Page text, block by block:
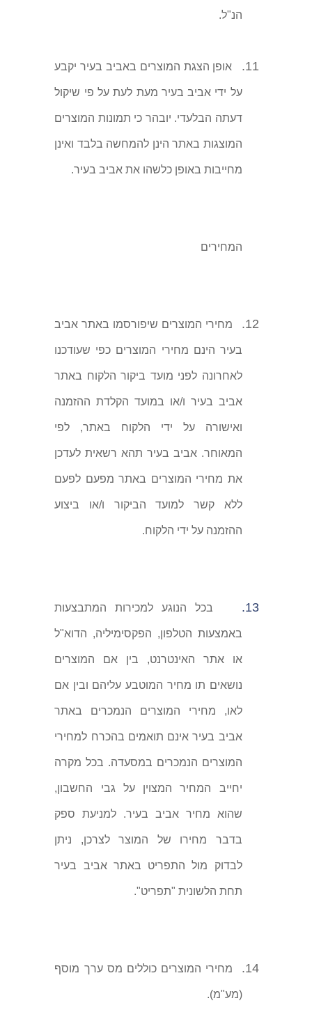
הנ"ל.
11. אופן הצגת המוצרים באביב בעיר יקבע
על ידי אביב בעיר מעת לעת על פי שיקול
דעתה הבלעדי. יובהר כי תמונות המוצרים
המוצגות באתר הינן להמחשה בלבד ואינן
מחייבות באופן כלשהו את אביב בעיר.
המחירים
12. מחירי המוצרים שיפורסמו באתר אביב
בעיר הינם מחירי המוצרים כפי שעודכנו
לאחרונה לפני מועד ביקור הלקוח באתר
אביב בעיר ו/או במועד הקלדת ההזמנה
ואישורה על ידי הלקוח באתר, לפי
המאוחר. אביב בעיר תהא רשאית לעדכן
את מחירי המוצרים באתר מפעם לפעם
ללא קשר למועד הביקור ו/או ביצוע
ההזמנה על ידי הלקוח.
13. בכל הנוגע למכירות המתבצעות
באמצעות הטלפון, הפקסימיליה, הדוא"ל
או אתר האינטרנט, בין אם המוצרים
נושאים תו מחיר המוטבע עליהם ובין אם
לאו, מחירי המוצרים הנמכרים באתר
אביב בעיר אינם תואמים בהכרח למחירי
המוצרים הנמכרים במסעדה. בכל מקרה
יחייב המחיר המצוין על גבי החשבון,
שהוא מחיר אביב בעיר. למניעת ספק
בדבר מחירו של המוצר לצרכן, ניתן
לבדוק מול התפריט באתר אביב בעיר
תחת הלשונית "תפריט".
14. מחירי המוצרים כוללים מס ערך מוסף
(מע"מ).